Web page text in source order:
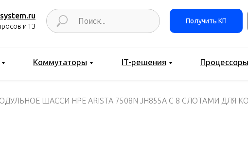
и ТЗ
Получить КП
Коммутаторы IT-решения Процессоры
ШАССИ HPE ARISTA 7508N JH855A С 8 СЛОТАМИ ДЛЯ